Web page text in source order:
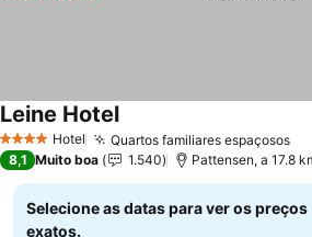
4 EstrelasHotel Quartos familiares espaçosos
Leine Hotel
8,1 Muito boa 1.540 Pattensen, a 17.8
Selecione as datas para ver os preços
exatos.